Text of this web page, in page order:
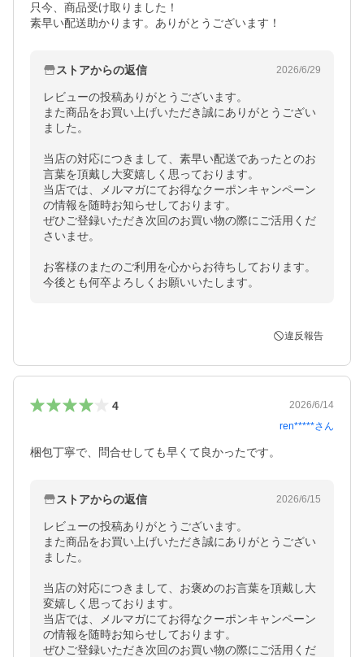
只今、商品受け取りました！
素早い配送助かります。ありがとうございます！
ストアからの返信 2026/6/29
レビューの投稿ありがとうございます。
また商品をお買い上げいただき誠にありがとうござい
ました。
当店の対応につきまして、素早い配送であったとのお
言葉を頂戴し大変嬉しく思っております。
当店では、メルマガにてお得なクーポンキャンペーン
の情報を随時お知らせしております。
ぜひご登録いただき次回のお買い物の際にご活用くだ
さいませ。
お客様のまたのご利用を心からお待ちしております。
今後とも何卒よろしくお願いいたします。
違反報告
4
2026/6/14
ren*****さん
梱包丁寧で、問合せしても早くて良かったです。
ストアからの返信 2026/6/15
レビューの投稿ありがとうございます。
また商品をお買い上げいただき誠にありがとうござい
ました。
当店の対応につきまして、お褒めのお言葉を頂戴し大
変嬉しく思っております。
当店では、メルマガにてお得なクーポンキャンペーン
の情報を随時お知らせしております。
ぜひご登録いただき次回のお買い物の際にご活用くだ